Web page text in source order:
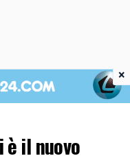
è il nuovo
×